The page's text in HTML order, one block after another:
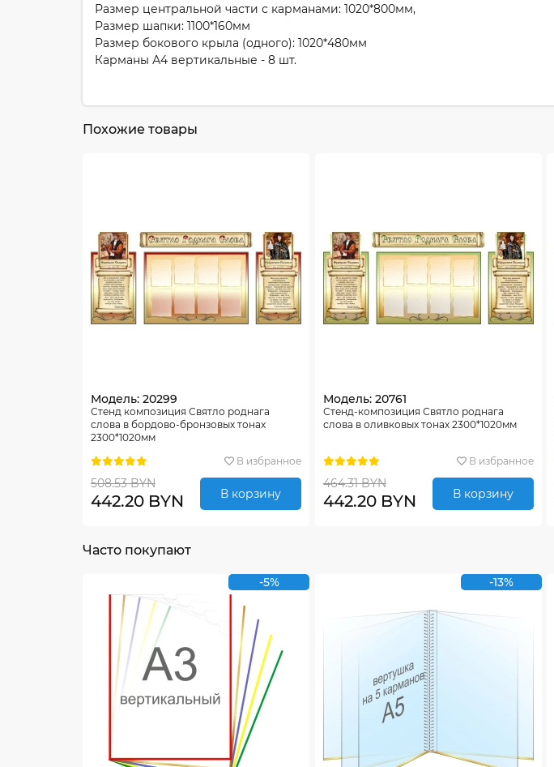
Размер центральной части с карманами: 1020*800мм,
Размер шапки: 1100*160мм
Размер бокового крыла (одного): 1020*480мм
Карманы А4 вертикальные - 8 шт.
Похожие товары
Модель: 20299
Стенд композиция Святло роднага
слова в бордово-бронзовых тонах
2300*1020мм
В избранное
508.53 BYN
442.20 BYN В корзину
Модель: 20761
Стенд-композиция Святло роднага
слова в оливковых тонах 2300*1020мм
В избранное
464.31 BYN
442.20 BYN В корзину
Часто покупают
-5% -13%